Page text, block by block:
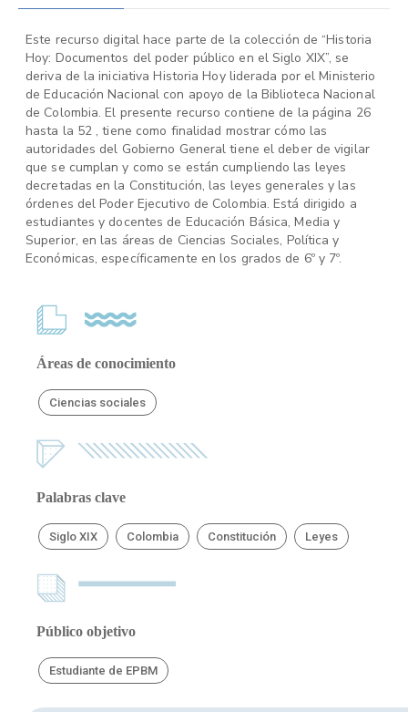
Este recurso digital hace parte de la colección de “Historia
Hoy: Documentos del poder público en el Siglo XIX”, se
deriva de la iniciativa Historia Hoy liderada por el Ministerio
de Educación Nacional con apoyo de la Biblioteca Nacional
de Colombia. El presente recurso contiene de la página 26
hasta la 52 , tiene como finalidad mostrar cómo las
autoridades del Gobierno General tiene el deber de vigilar
que se cumplan y como se están cumpliendo las leyes
decretadas en la Constitución, las leyes generales y las
órdenes del Poder Ejecutivo de Colombia. Está dirigido a
estudiantes y docentes de Educación Básica, Media y
Superior, en las áreas de Ciencias Sociales, Política y
Económicas, específicamente en los grados de 6º y 7º.
Áreas de conocimiento
Ciencias sociales
Palabras clave
Siglo XIX Colombia Constitución Leyes
Público objetivo
Estudiante de EPBM